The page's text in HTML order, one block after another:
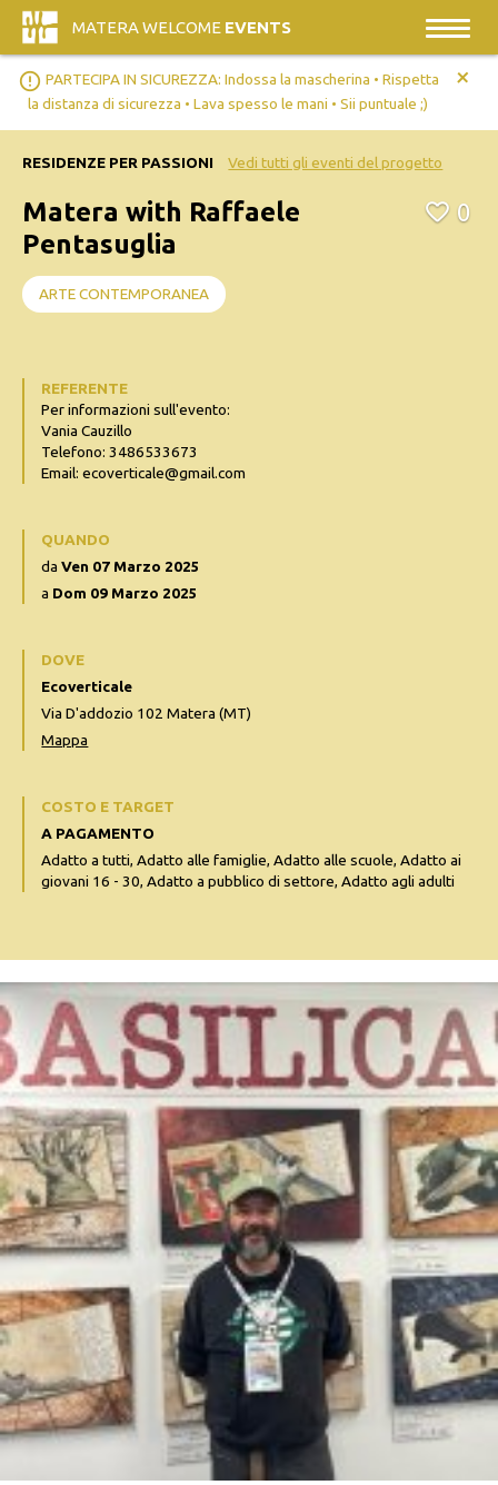
MATERA WELCOME EVENTS
error_outline PARTECIPA IN SICUREZZA: Indossa la mascherina • Rispetta
la distanza di sicurezza • Lava spesso le mani • Sii puntuale ;)
+
RESIDENZE PER PASSIONI Vedi tutti gli eventi del progetto
Matera with Raffaele
Pentasuglia
0
ARTE CONTEMPORANEA
REFERENTE
Per informazioni sull'evento:
Vania Cauzillo
Telefono: 3486533673
Email: ecoverticale@gmail.com
QUANDO
daVen 07 Marzo 2025
a Dom 09 Marzo 2025
DOVE
Ecoverticale
Via D'addozio 102 Matera (MT)
Mappa
COSTO E TARGET
A PAGAMENTO
Adatto a tutti, Adatto alle famiglie, Adatto alle scuole, Adatto ai
giovani 16 - 30, Adatto a pubblico di settore, Adatto agli adulti